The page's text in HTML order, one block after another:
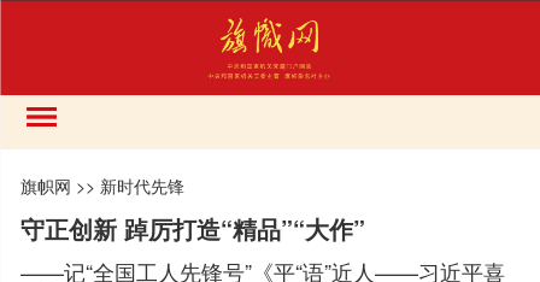
旗帜网 >> 新时代先锋
守正创新 踔厉打造“精品”“大作”
——记“全国工人先锋号”《平“语”近人——习近平喜